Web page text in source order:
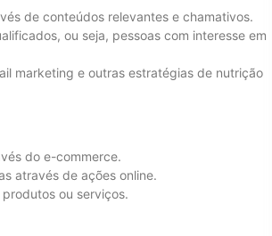
de conteúdos relevantes e chamativos.
ou seja, pessoas com interesse em
marketing e outras estratégias de nutrição
do e-commerce.
através de ações online.
ou serviços.